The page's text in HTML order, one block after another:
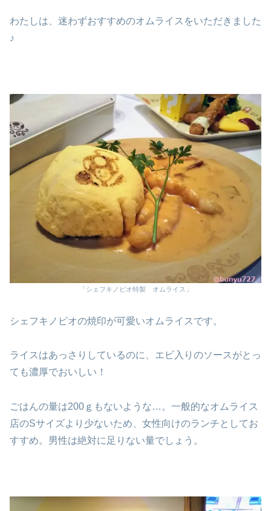
わたしは、迷わずおすすめのオムライスをいただきました
♪
「シェフキノピオ特製 オムライス」
シェフキノピオの焼印が可愛いオムライスです。
ライスはあっさりしているのに、エビ入りのソースがとっ
ても濃厚でおいしい！
ごはんの量は200ｇもないような…。一般的なオムライス
店のSサイズより少ないため、女性向けのランチとしてお
すすめ。男性は絶対に足りない量でしょう。